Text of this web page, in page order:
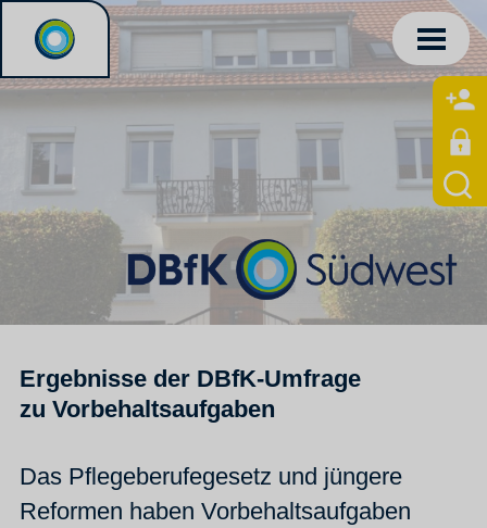
Ergebnisse der DBfK-Umfrage
zu Vorbehaltsaufgaben
Das Pflegeberufegesetz und jüngere
Reformen haben Vorbehaltsaufgaben